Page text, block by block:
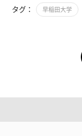
タグ： 早稲田大学